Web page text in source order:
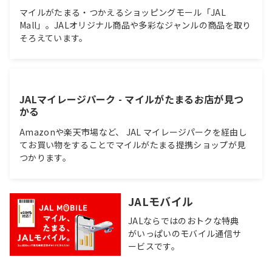
マイルがたまる・つかえるショッピングモール「JAL
Mall」。JALオリジナル商品や多彩なジャンルの商品を取り
そろえています。
JALマイレージパーク - マイルがたまるお店が見つ
かる
Amazonや楽天市場など、 JAL マイレージパークを経由し
てお買い物をすることでマイルがたまる提携ショップが見
つかります。
JALモバイル
JALならではのおトクな特典
がいっぱいのモバイル通信サ
ービスです。